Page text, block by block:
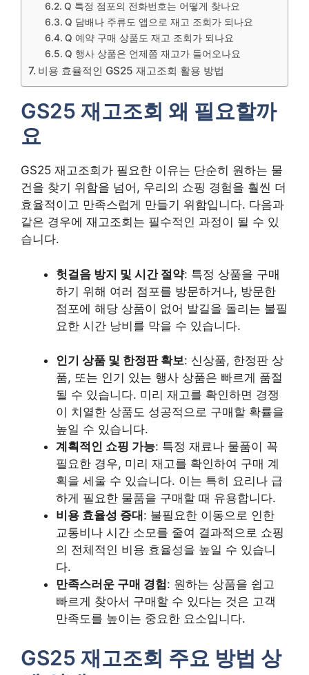
Q 특정 점포의 전화번호는 어떻게 찾나요
Q 담배나 주류도 앱으로 재고 조회가 되나요
Q 예약 구매 상품도 재고 조회가 되나요
Q 행사 상품은 언제쯤 재고가 들어오나요
비용 효율적인 GS25 재고조회 활용 방법
GS25 재고조회 왜 필요할까
요
GS25 재고조회가 필요한 이유는 단순히 원하는 물
건을 찾기 위함을 넘어, 우리의 쇼핑 경험을 훨씬 더
효율적이고 만족스럽게 만들기 위함입니다. 다음과
같은 경우에 재고조회는 필수적인 과정이 될 수 있
습니다.
헛걸음 방지 및 시간 절약: 특정 상품을 구매
하기 위해 여러 점포를 방문하거나, 방문한
점포에 해당 상품이 없어 발길을 돌리는 불필
요한 시간 낭비를 막을 수 있습니다.
인기 상품 및 한정판 확보: 신상품, 한정판 상
품, 또는 인기 있는 행사 상품은 빠르게 품절
될 수 있습니다. 미리 재고를 확인하면 경쟁
이 치열한 상품도 성공적으로 구매할 확률을
높일 수 있습니다.
계획적인 쇼핑 가능: 특정 재료나 물품이 꼭
필요한 경우, 미리 재고를 확인하여 구매 계
획을 세울 수 있습니다. 이는 특히 요리나 급
하게 필요한 물품을 구매할 때 유용합니다.
비용 효율성 증대 : 불필요한 이동으로 인한
교통비나 시간 소모를 줄여 결과적으로 쇼핑
의 전체적인 비용 효율성을 높일 수 있습니
다.
만족스러운 구매 경험: 원하는 상품을 쉽고
빠르게 찾아서 구매할 수 있다는 것은 고객
만족도를 높이는 중요한 요소입니다.
GS25 재고조회 주요 방법 상